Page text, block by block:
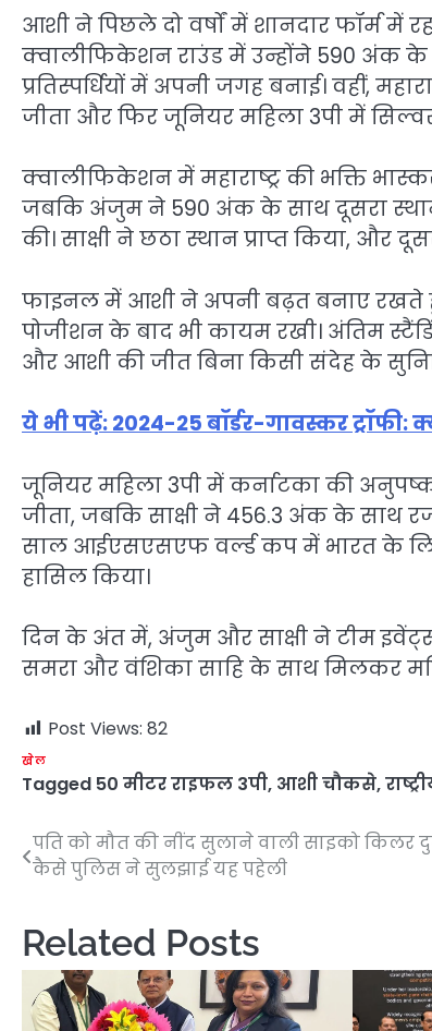
आशी ने पिछले दो वर्षों में शानदार फॉर्म में
क्वालीफिकेशन राउंड में उन्होंने 590 अंक
प्रतिस्पर्धियों में अपनी जगह बनाई। वहीं,
जीता और फिर जूनियर महिला 3पी में
क्वालीफिकेशन में महाराष्ट्र की भक्ति
जबकि अंजुम ने 590 अंक के साथ दूसरा
की। साक्षी ने छठा स्थान प्राप्त किया, और
फाइनल में आशी ने अपनी बढ़त बनाए रखते
पोजीशन के बाद भी कायम रखी। अंतिम
और आशी की जीत बिना किसी संदेह के
ये भी पढ़ें: 2024-25 बॉर्डर-गावस्कर ट्रॉफी:
जूनियर महिला 3पी में कर्नाटका की
जीता, जबकि साक्षी ने 456.3 अंक के साथ
साल आईएसएसएफ वर्ल्ड कप में भारत के
हासिल किया।
दिन के अंत में, अंजुम और साक्षी ने टीम
समरा और वंशिका साहि के साथ मिलकर
Post Views: 82
खेल
Tagged 50 मीटर राइफल 3पी, आशी चौकसे,
Post
navigation
पति को मौत की नींद सुलाने वाली साइको किलर
कैसे पुलिस ने सुलझाई यह पहेली
Related Posts